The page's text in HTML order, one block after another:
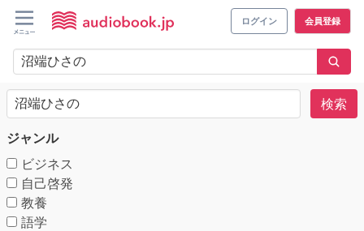
ログイン 会員登録
検索
ジャンル
ビジネス
自己啓発
教養
語学